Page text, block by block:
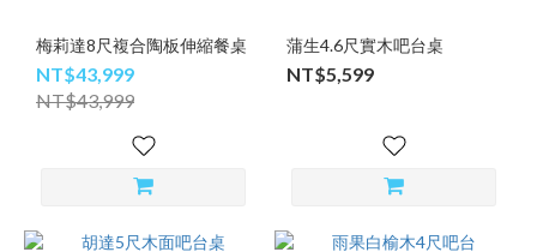
梅莉達8尺複合陶板伸縮餐桌
NT$43,999
NT$43,999
蒲生4.6尺實木吧台桌
NT$5,599